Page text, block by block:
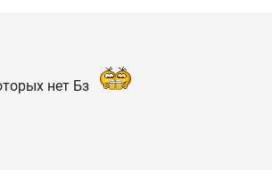
нет Бз